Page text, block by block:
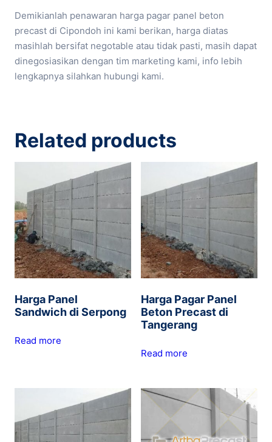
Demikianlah penawaran harga pagar panel beton
precast di Cipondoh ini kami berikan, harga diatas
masihlah bersifat negotable atau tidak pasti, masih dapat
dinegosiasikan dengan tim marketing kami, info lebih
lengkapnya silahkan hubungi kami.
Related products
Harga Panel
Sandwich di Serpong
Read more
Harga Pagar Panel
Beton Precast di
Tangerang
Read more